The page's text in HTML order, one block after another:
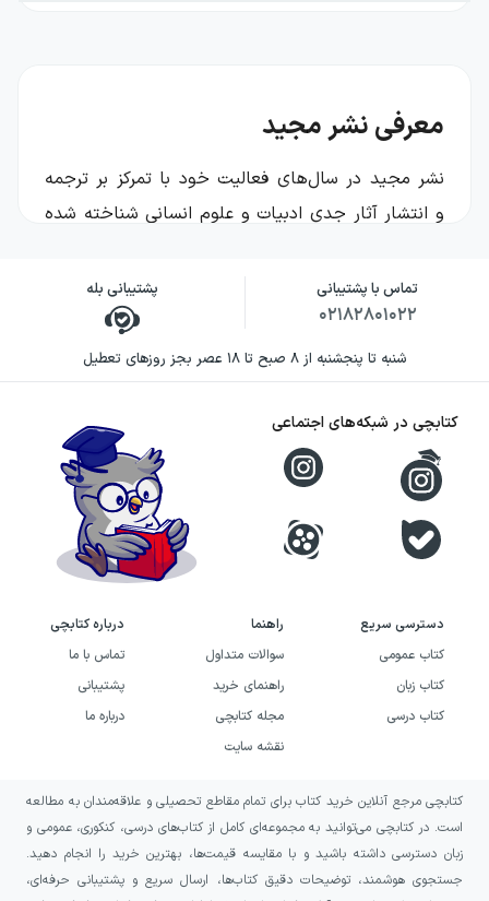
معرفی نشر مجید
نشر مجید در سال‌های فعالیت خود با تمرکز بر ترجمه
و انتشار آثار جدیِ ادبیات و علوم انسانی شناخته شده
متن دقیق، نثر قابل‌اتکا و انتخاب‌های فرهنگی اهمیت
می‌دهد و دوست دارد با کتاب‌هایی از جهان معاصر و
نیز میراث فکریِ گذشته روبه‌رو شود. در فهرست مجید،
هم رمان و داستان جایگاه پررنگی دارد و هم
کتاب‌هایی که به تفکر، نقد و پژوهش می‌پردازند.
تاریخچه‌ی نشر مجید
نشر مجید فعالیت رسمی خود را از سال ۱۳۵۹ آغاز کرد.
بنیان‌گذار و مدیر اولیه‌ی این نشر علی جواهری بهرام
مجید شکل گرفت. در ادامه، حمید جواهری بهرام
مدیریت این گروه را بر عهده گرفت؛ گروهی که نشر
مجید و همچنین نشر به‌سخن را شامل می‌شود. نشر
به‌سخن نیز در سال ۱۳۹۰ به‌طور رسمی با مدیریت
حوزه‌ی فعالیت و ژانرهای نشر مجید
مجید عمدتاً بر سه محور می‌کوشد نیاز خوانندگان را
تماس با پشتیبانی
۰۲۱۸۲۸۰۱۰۲۲
پشتیبانی بله
شنبه تا پنجشنبه از ۸ صبح تا ۱۸ عصر بجز روزهای تعطیل
دسترسی سریع
کتاب عمومی
کتاب زبان
کتاب درسی
راهنما
سوالات متداول
راهنمای خرید
مجله کتابچی
نقشه سایت
درباره کتابچی
تماس با ما
پشتیبانی
درباره ما
کتابچی در شبکه‌های اجتماعی
کتابچی مرجع آنلاین خرید کتاب برای تمام مقاطع تحصیلی و علاقه‌مندان به مطالعه
است. در کتابچی می‌توانید به مجموعه‌ای کامل از کتاب‌های درسی، کنکوری، عمومی و
زبان دسترسی داشته باشید و با مقایسه قیمت‌ها، بهترین خرید را انجام دهید.
جستجوی هوشمند، توضیحات دقیق کتاب‌ها، ارسال سریع و پشتیبانی حرفه‌ای،